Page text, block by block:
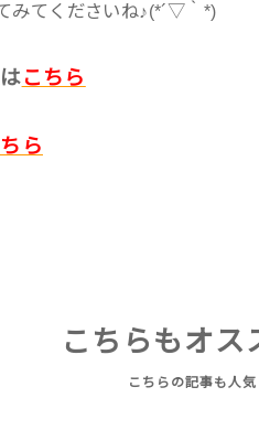
みてくださいね♪(*´▽｀*)
こちら
ら
こちらもオス